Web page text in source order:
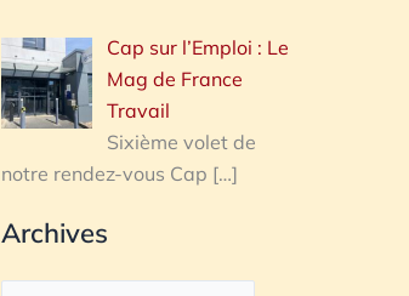
Cap sur l’Emploi : Le
Mag de France
Travail
Sixième volet de
notre rendez-vous Cap […]
Archives